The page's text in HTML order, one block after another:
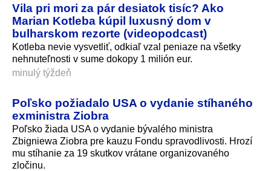
Vila pri mori za pár desiatok tisíc? Ako
Marian Kotleba kúpil luxusný dom v
bulharskom rezorte (videopodcast)
Kotleba nevie vysvetliť, odkiaľ vzal peniaze na všetky
nehnuteľnosti v sume dokopy 1 milión eur.
minulý týždeň
Poľsko požiadalo USA o vydanie stíhaného
exministra Ziobra
Poľsko žiada USA o vydanie bývalého ministra
Zbigniewa Ziobra pre kauzu Fondu spravodlivosti. Hrozí
mu stíhanie za 19 skutkov vrátane organizovaného
zločinu.